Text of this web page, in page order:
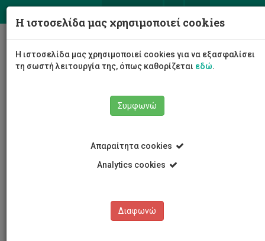
Η ιστοσελίδα μας χρησιμοποιεί cookies
Η ιστοσελίδα μας χρησιμοποιεί cookies για να εξασφαλίσει
τη σωστή λειτουργία της, όπως καθορίζεται εδώ.
Συμφωνώ
Απαραίτητα cookies
Analytics cookies
Διαφωνώ